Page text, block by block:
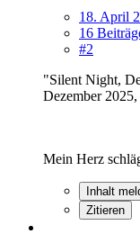
18. April
16
#2
"Silent Night,
Dezember
Mein Herz
Inhalt
Zitieren